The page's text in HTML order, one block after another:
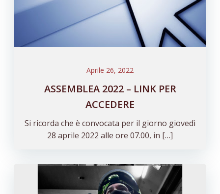
Aprile 26, 2022
ASSEMBLEA 2022 – LINK PER
ACCEDERE
Si ricorda che è convocata per il giorno giovedì
28 aprile 2022 alle ore 07.00, in […]